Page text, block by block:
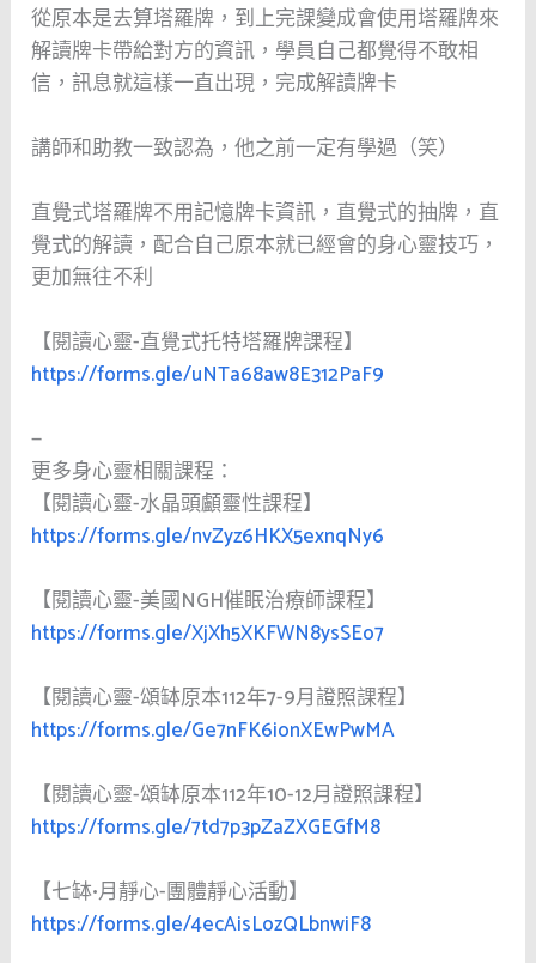
從原本是去算塔羅牌，到上完課變成會使用塔羅牌來
解讀牌卡帶給對方的資訊，學員自己都覺得不敢相
信，訊息就這樣一直出現，完成解讀牌卡
講師和助教一致認為，他之前一定有學過（笑）
直覺式塔羅牌不用記憶牌卡資訊，直覺式的抽牌，直
覺式的解讀，配合自己原本就已經會的身心靈技巧，
更加無往不利
【閱讀心靈-直覺式托特塔羅牌課程】
https://forms.gle/uNTa68aw8E312PaF9
—
更多身心靈相關課程：
【閱讀心靈-水晶頭顱靈性課程】
https://forms.gle/nvZyz6HKX5exnqNy6
【閱讀心靈-美國NGH催眠治療師課程】
https://forms.gle/XjXh5XKFWN8ysSEo7
【閱讀心靈-頌缽原本112年7-9月證照課程】
https://forms.gle/Ge7nFK6ionXEwPwMA
【閱讀心靈-頌缽原本112年10-12月證照課程】
https://forms.gle/7td7p3pZaZXGEGfM8
【七缽•月靜心-團體靜心活動】
https://forms.gle/4ecAisLozQLbnwiF8